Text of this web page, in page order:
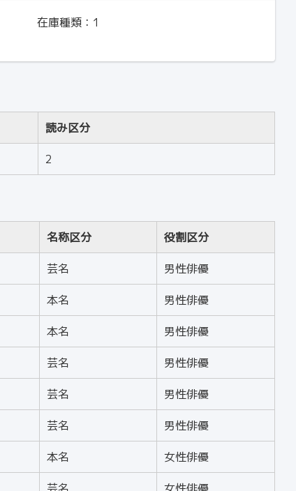
在庫種類： 1
読み区分
2
名称区分 役割区分
芸名 男性俳優
本名 男性俳優
本名 男性俳優
芸名 男性俳優
芸名 男性俳優
芸名 男性俳優
本名 女性俳優